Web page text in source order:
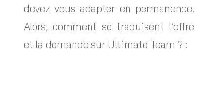
devez vous adapter en permanence.
Alors, comment se traduisent l’offre
et la demande sur Ultimate Team ? :